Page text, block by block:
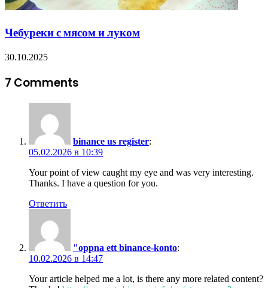
Чебуреки с мясом и луком
30.10.2025
7 Comments
binance us register:
05.02.2026 в 10:39
Your point of view caught my eye and was very interesting.
Thanks. I have a question for you.
Ответить
"oppna ett binance-konto:
10.02.2026 в 14:47
Your article helped me a lot, is there any more related content?